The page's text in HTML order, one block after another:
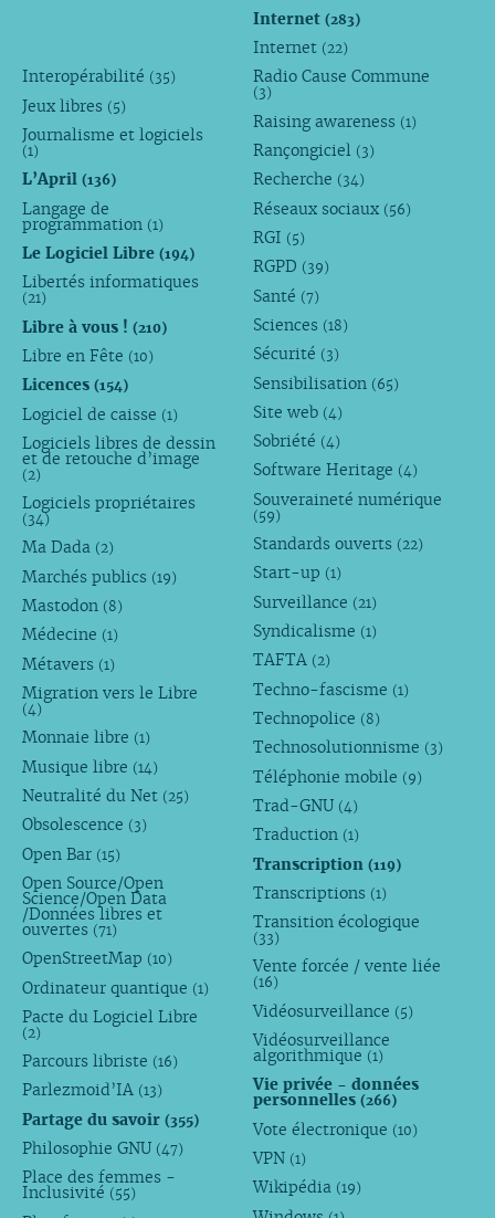
Internet(283)
Internet (22)
Interopérabilité (35)
Jeux libres (5)
Journalisme et logiciels
(1)
L’April (136)
Langage de
programmation (1)
Le Logiciel Libre (194)
Libertés informatiques
(21)
Libre à vous ! (210)
Libre en Fête (10)
Licences (154)
Logiciel de caisse (1)
Logiciels libres de dessin
et de retouche d’image
(2)
Logiciels propriétaires
(34)
Ma Dada (2)
Marchés publics (19)
Mastodon (8)
Médecine (1)
Métavers (1)
Migration vers le Libre
(4)
Monnaie libre (1)
Musique libre (14)
Neutralité du Net (25)
Obsolescence (3)
Open Bar (15)
Open Source/Open
Science/Open Data
/Données libres et
ouvertes (71)
OpenStreetMap (10)
Ordinateur quantique (1)
Pacte du Logiciel Libre
(2)
Parcours libriste (16)
Parlezmoid’IA (13)
Partage du savoir (355)
Philosophie GNU (47)
Place des femmes -
Inclusivité (55)
Radio Cause Commune
(3)
Raising awareness (1)
Rançongiciel (3)
Recherche (34)
Réseaux sociaux (56)
RGI (5)
RGPD (39)
Santé (7)
Sciences (18)
Sécurité (3)
Sensibilisation (65)
Site web (4)
Sobriété (4)
Software Heritage (4)
Souveraineté numérique
(59)
Standards ouverts (22)
Start-up (1)
Surveillance (21)
Syndicalisme (1)
TAFTA (2)
Techno-fascisme (1)
Technopolice (8)
Technosolutionnisme (3)
Téléphonie mobile (9)
Trad-GNU (4)
Traduction (1)
Transcription(119)
Transcriptions (1)
Transition écologique
(33)
Vente forcée / vente liée
(16)
Vidéosurveillance (5)
Vidéosurveillance
algorithmique (1)
Vie privée - données
personnelles(266)
Vote électronique (10)
VPN (1)
Wikipédia (19)